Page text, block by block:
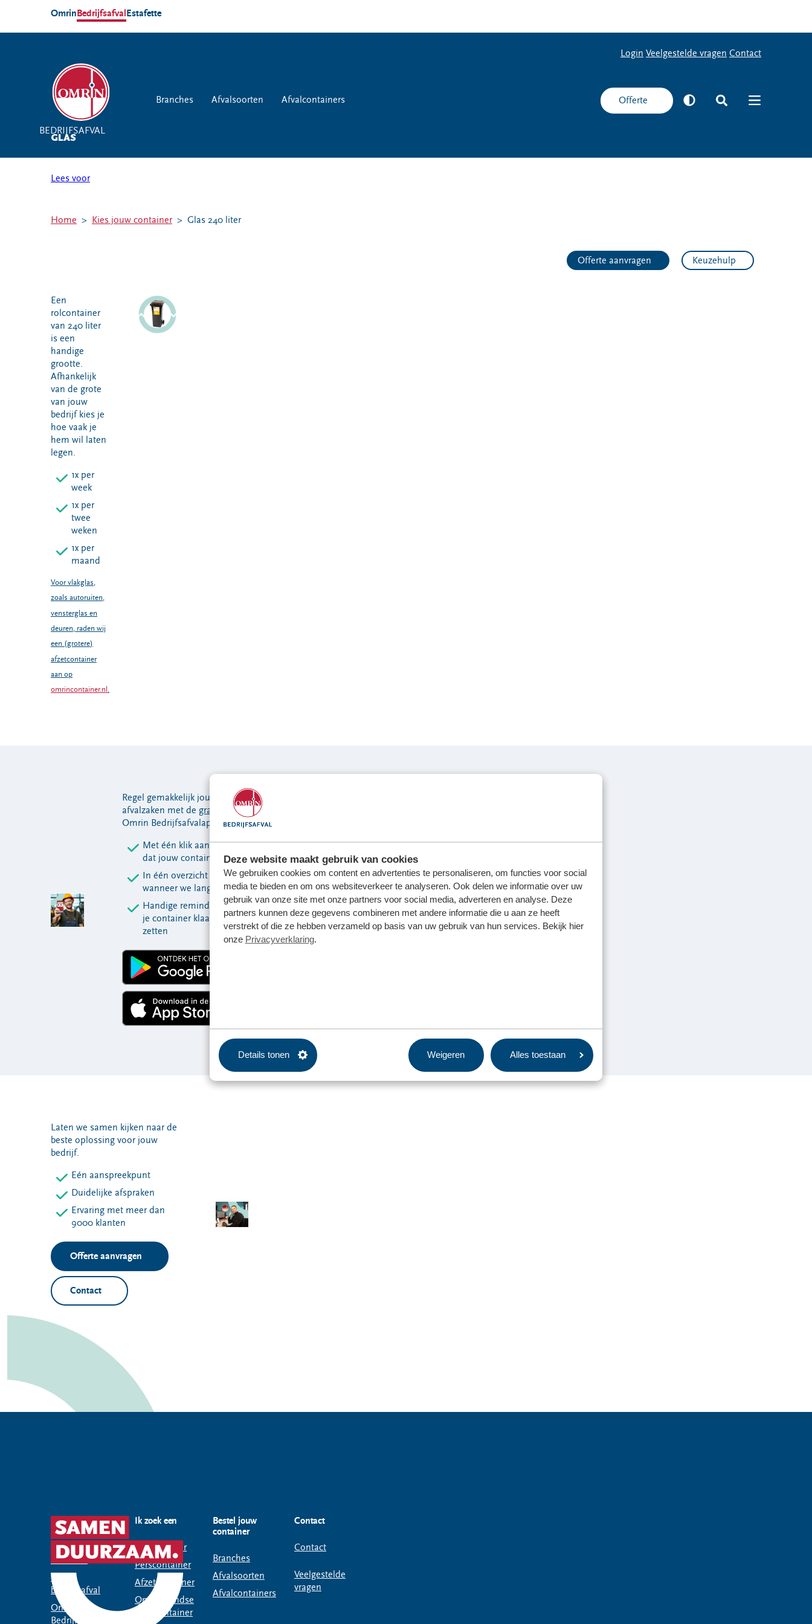
Deze website maakt gebruik van cookies
We gebruiken cookies om content en advertenties te personaliseren, om functies voor social
media te bieden en om ons websiteverkeer te analyseren. Ook delen we informatie over uw
gebruik van onze site met onze partners voor social media, adverteren en analyse. Deze
partners kunnen deze gegevens combineren met andere informatie die u aan ze heeft
verstrekt of die ze hebben verzameld op basis van uw gebruik van hun services. Bekijk hier
onze Privacyverklaring.
Details tonen Weigeren Alles toestaan
OmrinBedrijfsafvalEstafette
Login Veelgestelde vragen Contact
BEDRIJFSAFVAL
Branches Afvalsoorten Afvalcontainers Offerte
Veelgestelde vragen Contact
BEDRIJFSAFVAL
Branches Afvalsoorten Afvalcontainers Offerte
kinderopvang
dienstverlening
Etensresten
Puin
Samen DuurzaamOmrin Bedrijfsafvalapp
GLAS
Lees voor
Home Kies jouw container Glas 240 liter
Offerte aanvragen Keuzehulp
Een
rolcontainer
van 240 liter
is een
handige
grootte.
Afhankelijk
van de grote
van jouw
bedrijf kies je
hoe vaak je
hem wil laten
legen.
1x per
week
1x per
twee
weken
1x per
maand
Voor vlakglas,
zoals autoruiten,
vensterglas en
deuren, raden wij
een (grotere)
afzetcontainer
aan op
omrincontainer.nl.
Regel gemakkelijk jouw
afvalzaken met de gratis
Omrin Bedrijfsafvalapp.
Met één klik aangeven
dat jouw container vol zit
In één overzicht zien
wanneer we langskomen
Handige reminders om
je container klaar te
zetten
Laten we samen kijken naar de
beste oplossing voor jouw
bedrijf.
Eén aanspreekpunt
Duidelijke afspraken
Ervaring met meer dan
9000 klanten
Offerte aanvragen
Contact
Snel naar
Container
bestellen
Mijn
bedrijfsafval
Omrin
Bedrijfsafvalapp
Ik zoek een
Rolcontainer
Perscontainer
Afzetcontainer
Ondergrondse
afvalcontainer
Bestel jouw
container
Branches
Afvalsoorten
Afvalcontainers
Contact
Contact
Veelgestelde
vragen